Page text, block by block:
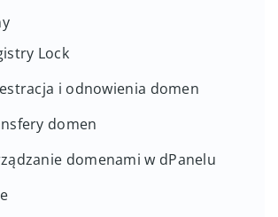
Lock
i odnowienia domen
domen
domenami w dPanelu